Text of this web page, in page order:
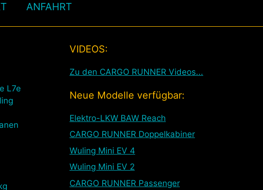
ANFAHRT
L7e
VIDEOS:
Zu den CARGO RUNNER Videos...
Neue Modelle verfügbar:
Elektro-LKW BAW Reach
CARGO RUNNER Doppelkabiner
Wuling Mini EV 4
Wuling Mini EV 2
CARGO RUNNER Passenger